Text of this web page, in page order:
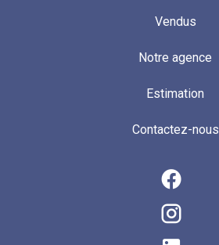
Vendus
Notre agence
Estimation
Contactez-nous